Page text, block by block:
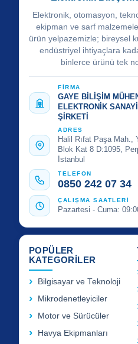
Elektronik, otomasyon,
ekipman ve sarf
ürün yelpazemizle; bireysel
endüstriyel ihtiyaçlara
binlerce ürünü tek
FİRMA
GAYE BİLİŞİM
ELEKTRONİK
ŞİRKETİ
ADRES
Halil Rıfat Paşa
Blok Kat 8 D:1095,
İstanbul
TELEFON
0850 242 07 34
ÇALIŞMA SAATLERİ
Pazartesi - Cuma:
POPÜLER
KATEGORİLER
Bilgisayar ve Teknoloji
Mikrodenetleyiciler
Motor ve Sürücüler
Havya Ekipmanları